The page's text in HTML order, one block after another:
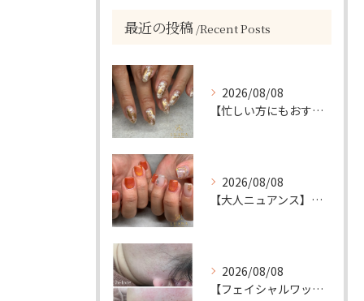
最近の投稿 Recent Posts
2026/08/08
【忙しい方にもおすすめ】ゴールド＆ホワイトの大人ニュアンスホイルネイル
2026/08/08
【大人ニュアンス】マグネット×ぷっくりミラーのニュアンスデザイン
2026/08/08
【フェイシャルワックスで、毛質にも変化が…🤍】